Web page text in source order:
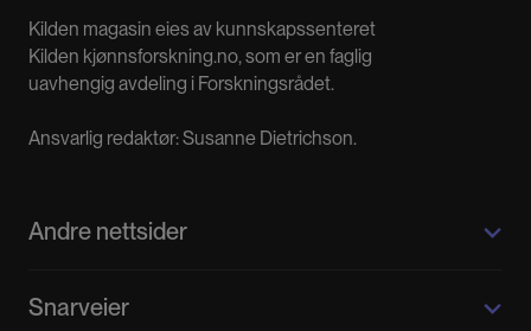
Kilden magasin eies av kunnskapssenteret
Kilden kjønnsforskning.no, som er en faglig
uavhengig avdeling i Forskningsrådet.
Ansvarlig redaktør: Susanne Dietrichson.
Andre nettsider
Kvinnehistorie.no
Snarveier